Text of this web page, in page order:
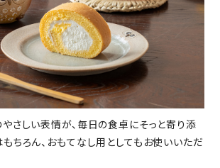
やさしい表情が、毎日の食卓にそっと寄り添
ちろん、おもてなし用としてもお使いいただ